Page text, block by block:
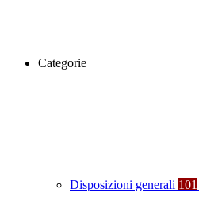
Categorie
Disposizioni generali 101